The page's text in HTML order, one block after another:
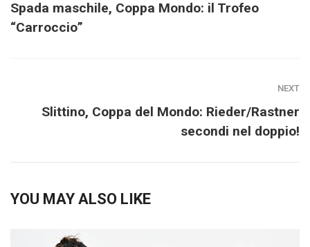
Spada maschile, Coppa Mondo: il Trofeo
“Carroccio”
NEXT
Slittino, Coppa del Mondo: Rieder/Rastner
secondi nel doppio!
YOU MAY ALSO LIKE